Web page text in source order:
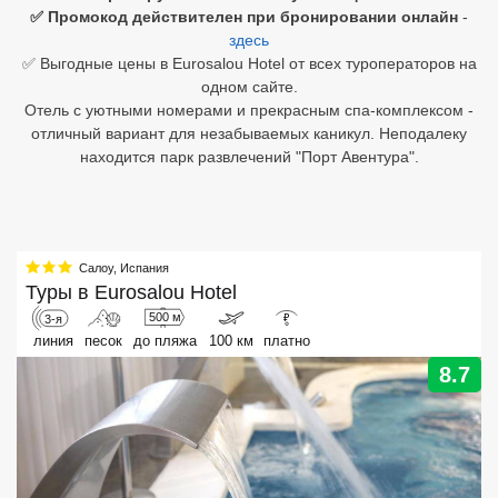
✅ Промокод действителен при бронировании онлайн -
здесь
✅ Выгодные цены в Eurosalou Hotel от всех туроператоров на
одном сайте.
Отель с уютными номерами и прекрасным спа-комплексом -
отличный вариант для незабываемых каникул. Неподалеку
находится парк развлечений "Порт Авентура".
Салоу, Испания
Туры в Eurosalou Hotel
3-я
линия песок
500 м
до пляжа 100 км
₽
платно
8.7
Шри Ланка
Хайнань
Северный Гоа
Абхазия
Большой Сочи